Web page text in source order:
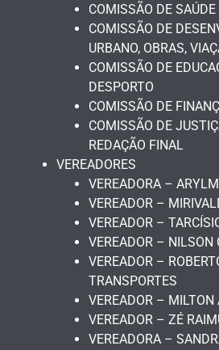
COMISSÃO DE SAÚDE
COMISSÃO DE
URBANO, OBRAS,
COMISSÃO DE
DESPORTO
COMISSÃO DE
COMISSÃO DE
REDAÇÃO FINAL
VEREADORES
VEREADORA –
VEREADOR –
VEREADOR –
VEREADOR – NILSON
VEREADOR –
TRANSPORTES
VEREADOR – MILTON
VEREADOR – ZÉ
VEREADORA –